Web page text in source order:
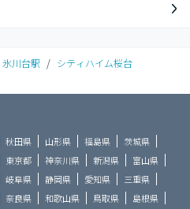
氷川台駅 / シティハイム桜台
秋田県 山形県 福島県
茨城県
東京都 神奈川県 新潟県
富山県
岐阜県 静岡県 愛知県
三重県
奈良県 和歌山県 鳥取県
島根県